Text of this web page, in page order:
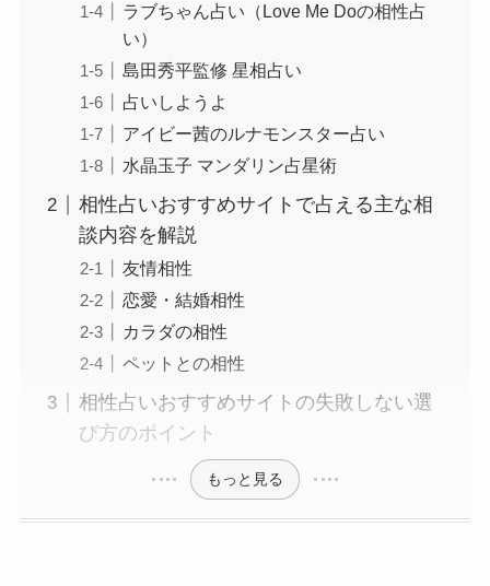
ラブちゃん占い（Love Me Doの相性占
い）
島田秀平監修 星相占い
占いしようよ
アイビー茜のルナモンスター占い
水晶玉子 マンダリン占星術
相性占いおすすめサイトで占える主な相
談内容を解説
友情相性
恋愛・結婚相性
カラダの相性
ペットとの相性
相性占いおすすめサイトの失敗しない選
び方のポイント
もっと見る